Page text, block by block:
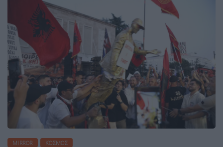
MIRROR ΚΌΣΜΟΣ